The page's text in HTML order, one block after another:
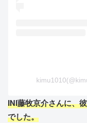
INI藤牧京介さんに、
でした。